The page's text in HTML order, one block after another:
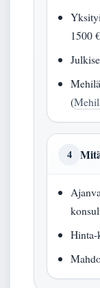
1500
(
4
Hinta-